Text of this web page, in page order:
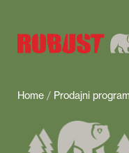
Home / Prodajni program